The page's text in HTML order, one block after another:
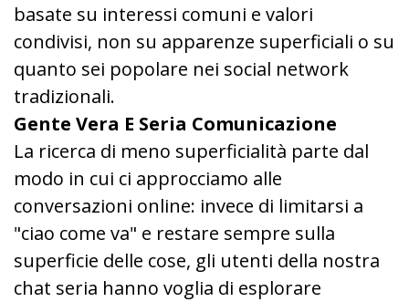
basate su interessi comuni e valori
condivisi, non su apparenze superficiali o su
quanto sei popolare nei social network
tradizionali.
Gente Vera E Seria Comunicazione
La ricerca di meno superficialità parte dal
modo in cui ci approcciamo alle
conversazioni online: invece di limitarsi a
"ciao come va" e restare sempre sulla
superficie delle cose, gli utenti della nostra
chat seria hanno voglia di esplorare